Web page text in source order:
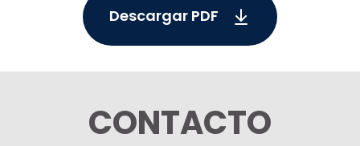
Descargar PDF
CONTACTO